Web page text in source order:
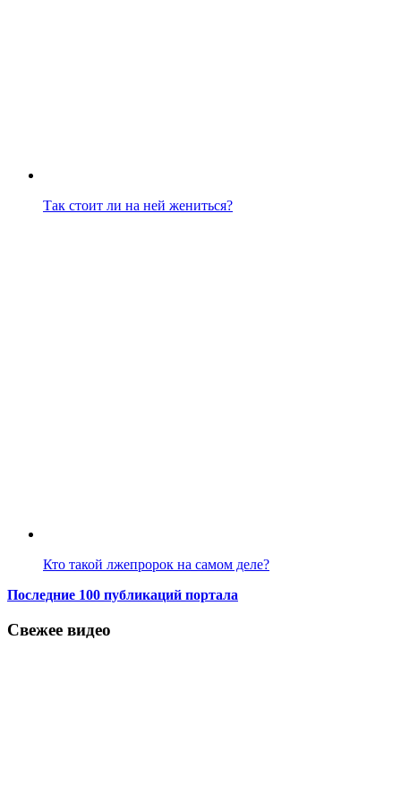
Так стоит ли на ней жениться?
Кто такой лжепророк на самом деле?
Последние 100 публикаций портала
Свежее видео